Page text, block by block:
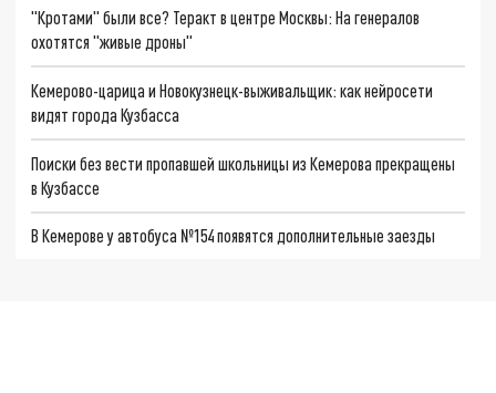
"Кротами" были все? Теракт в центре Москвы: На генералов
охотятся "живые дроны"
Кемерово-царица и Новокузнецк-выживальщик: как нейросети
видят города Кузбасса
Поиски без вести пропавшей школьницы из Кемерова прекращены
в Кузбассе
В Кемерове у автобуса №154 появятся дополнительные заезды